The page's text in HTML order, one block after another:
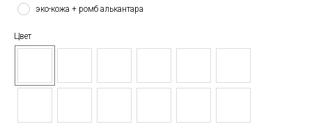
эко-кожа + ромб алькантара
Цвет